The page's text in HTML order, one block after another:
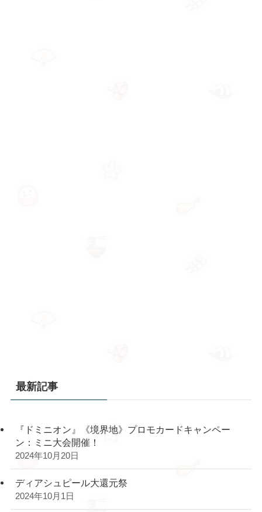
最新記事
『ドミニオン』《境界地》プロモカードキャンペー
ン：ミニ大会開催！
2024年10月20日
ディアシュピール大還元祭
2024年10月1日